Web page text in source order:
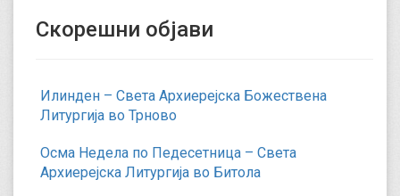
Скорешни објави
Илинден – Света Архиерејска Божествена
Литургија во Трново
Осма Недела по Педесетница – Света
Архиерејска Литургија во Битола